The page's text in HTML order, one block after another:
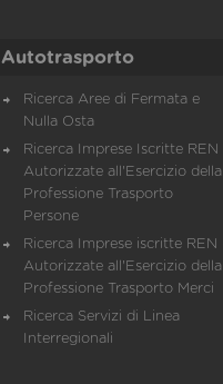
Autotrasporto
Ricerca Aree di Fermata e
Nulla Osta
Ricerca Imprese Iscritte REN
Autorizzate all'Esercizio della
Professione Trasporto
Persone
Ricerca Imprese iscritte REN
Autorizzate all'Esercizio della
Professione Trasporto Merci
Ricerca Servizi di Linea
Interregionali